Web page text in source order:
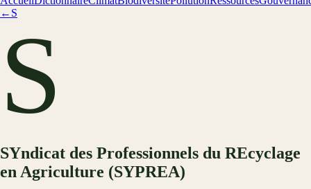
← S
S
SYndicat des Professionnels du REcyclage
en Agriculture (SYPREA)